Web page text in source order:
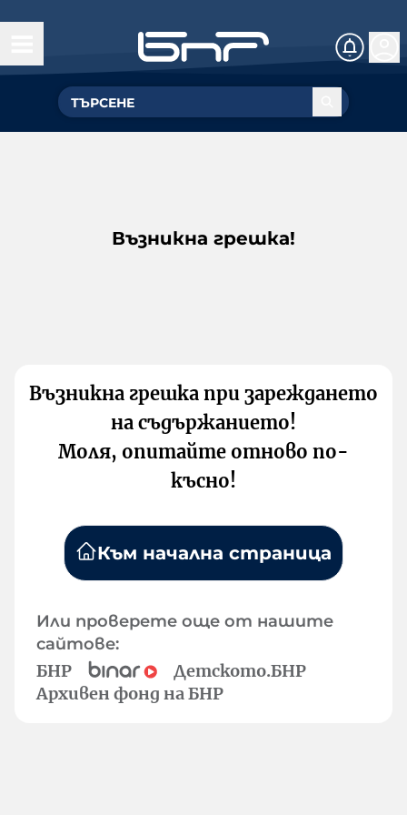
Възникна грешка!
Възникна грешка при зареждането
на съдържанието!
Моля, опитайте отново по-
късно!
Към начална страница
Или проверете още от нашите
сайтове:
БНР
Детското.БНР
Архивен фонд на БНР